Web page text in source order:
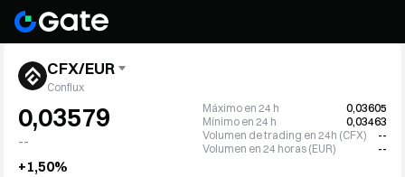
CFX/EUR
Conflux
0,03579
--
+1,50%
Máximo en 24 h
0,03605
Mínimo en 24 h
0,03463
Volumen de trading en 24h (CFX)
--
Volumen en 24 horas (EUR)
--